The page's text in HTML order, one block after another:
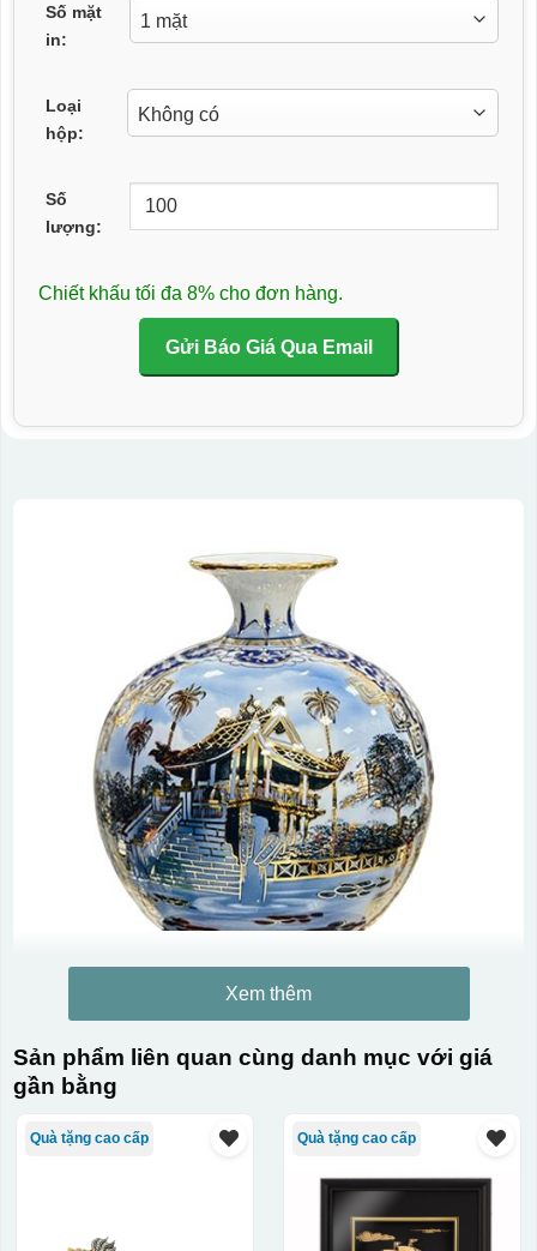
Số mặt
in:
Loại
hộp:
Số
lượng:
Chiết khấu tối đa 8% cho đơn hàng.
Gửi Báo Giá Qua Email
Xem thêm
Sản phẩm liên quan cùng danh mục với giá
gần bằng
Quà tặng cao cấp Quà tặng cao cấp